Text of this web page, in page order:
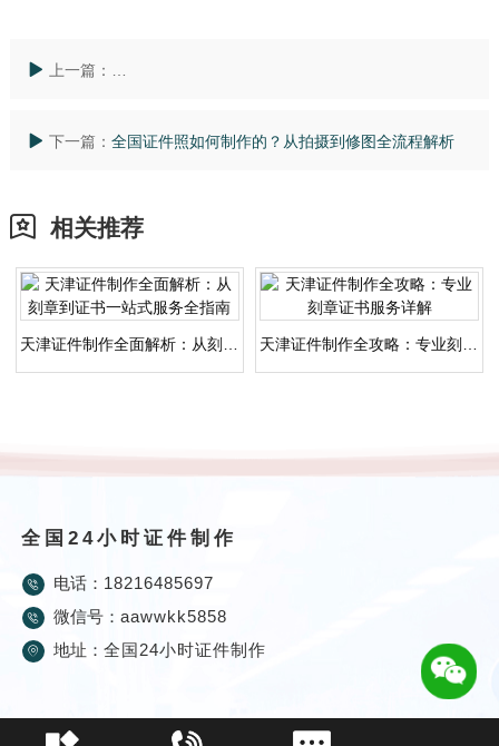
上一篇：
下一篇： 全国证件照如何制作的？从拍摄到修图全流程解析
相关推荐
全国24小时证件制作
电话： 18216485697
微信号： aawwkk5858
地址： 全国24小时证件制作